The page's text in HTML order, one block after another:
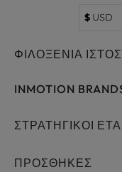
$USD
ΦΙΛΟΞΕΝΊΑ
Κοινόχρηστη
UltraStack ONE για
INMOTION
RamNode Cloud
ΣΤΡΑΤΗΓΙΚΟΊ
OpenMetal Cloud
ΠΡΟΣΘΉΚΕΣ